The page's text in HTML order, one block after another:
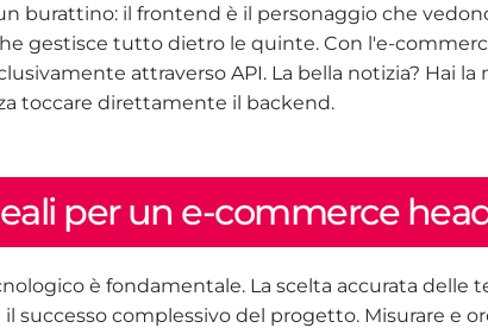
burattino: il frontend è il personaggio che
gestisce tutto dietro le quinte. Con l'e-
attraverso API. La bella notizia? Hai
toccare direttamente il backend.
per un e-commerce
è fondamentale. La scelta accurata delle
il successo complessivo del progetto. Misurare e